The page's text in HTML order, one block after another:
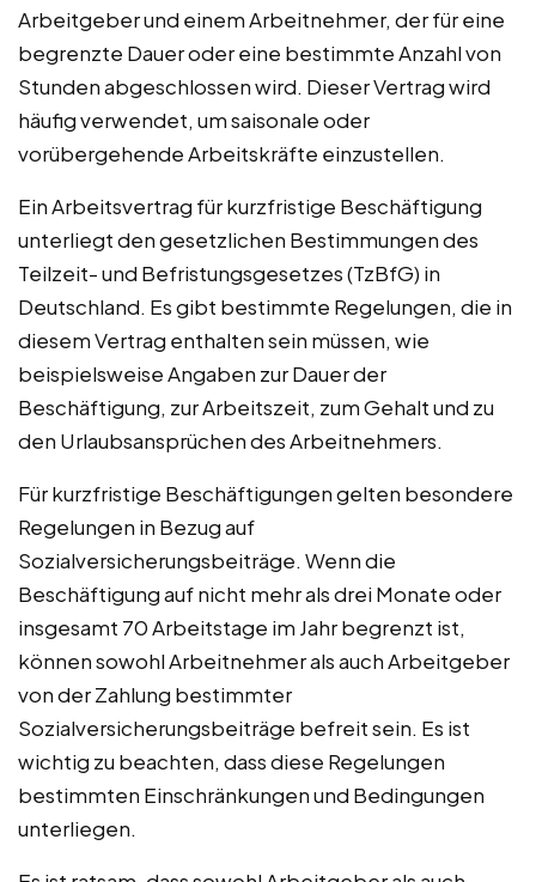
Arbeitgeber und einem Arbeitnehmer, der für eine
begrenzte Dauer oder eine bestimmte Anzahl von
Stunden abgeschlossen wird. Dieser Vertrag wird
häufig verwendet, um saisonale oder
vorübergehende Arbeitskräfte einzustellen.
Ein Arbeitsvertrag für kurzfristige Beschäftigung
unterliegt den gesetzlichen Bestimmungen des
Teilzeit- und Befristungsgesetzes (TzBfG) in
Deutschland. Es gibt bestimmte Regelungen, die in
diesem Vertrag enthalten sein müssen, wie
beispielsweise Angaben zur Dauer der
Beschäftigung, zur Arbeitszeit, zum Gehalt und zu
den Urlaubsansprüchen des Arbeitnehmers.
Für kurzfristige Beschäftigungen gelten besondere
Regelungen in Bezug auf
Sozialversicherungsbeiträge. Wenn die
Beschäftigung auf nicht mehr als drei Monate oder
insgesamt 70 Arbeitstage im Jahr begrenzt ist,
können sowohl Arbeitnehmer als auch Arbeitgeber
von der Zahlung bestimmter
Sozialversicherungsbeiträge befreit sein. Es ist
wichtig zu beachten, dass diese Regelungen
bestimmten Einschränkungen und Bedingungen
unterliegen.